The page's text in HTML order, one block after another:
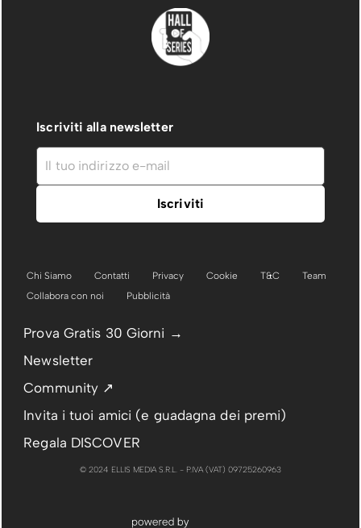
Iscriviti alla newsletter
Chi Siamo Contatti Privacy Cookie T&C
Team
Collabora con noi
Pubblicità
Prova Gratis 30 Giorni →
Newsletter
Community ↗
Invita i tuoi amici (e guadagna dei premi)
Regala DISCOVER
© 2024 ELLIS MEDIA S.R.L. - P.IVA (VAT) 09725260963